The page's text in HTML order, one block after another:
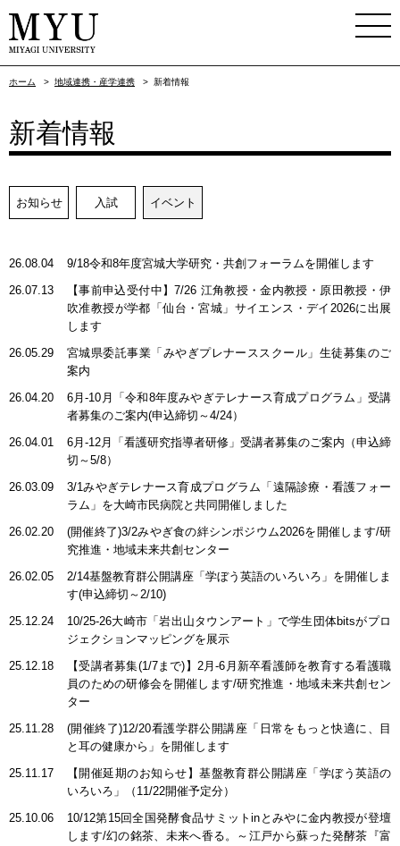
ホーム > 地域連携・産学連携 > 新着情報
新着情報
お知らせ 入試 イベント
26.08.04
9/18令和8年度宮城大学研究・共創フォーラムを開催します
26.07.13
【事前申込受付中】7/26 江角教授・金内教授・原田教授・伊
吹准教授が学都「仙台・宮城」サイエンス・デイ2026に出展
します
26.05.29
宮城県委託事業「みやぎプレナーススクール」生徒募集のご
案内
26.04.20
6月-10月「令和8年度みやぎテレナース育成プログラム」受講
者募集のご案内(申込締切～4/24）
26.04.01
6月-12月「看護研究指導者研修」受講者募集のご案内（申込締
切～5/8）
26.03.09
3/1みやぎテレナース育成プログラム「遠隔診療・看護フォー
ラム」を大崎市民病院と共同開催しました
26.02.20
(開催終了)3/2みやぎ食の絆シンポジウム2026を開催します/研
究推進・地域未来共創センター
26.02.05
2/14基盤教育群公開講座「学ぼう英語のいろいろ」を開催しま
す(申込締切～2/10)
25.12.24
10/25-26大崎市「岩出山タウンアート」で学生団体bitsがプロ
ジェクションマッピングを展示
25.12.18
【受講者募集(1/7まで)】2月-6月新卒看護師を教育する看護職
員のための研修会を開催します/研究推進・地域未来共創セン
ター
25.11.28
(開催終了)12/20看護学群公開講座「日常をもっと快適に、目
と耳の健康から」を開催します
25.11.17
【開催延期のお知らせ】基盤教育群公開講座「学ぼう英語の
いろいろ」（11/22開催予定分）
25.10.06
10/12第15回全国発酵食品サミットinとみやに金内教授が登壇
します/幻の銘茶、未来へ香る。～江戸から蘇った発酵茶『富